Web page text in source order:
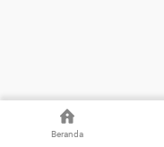
Beranda